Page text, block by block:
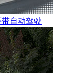
自动驾驶